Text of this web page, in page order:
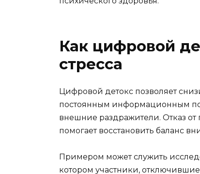
Как цифровой
стресса
Цифровой детокс позволяет
постоянным информационным
внешние раздражители. Отказ от
помогает восстановить баланс
Примером может служить
котором участники,